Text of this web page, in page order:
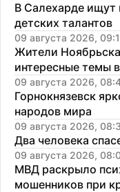
В Салехарде ищут
детских талантов
09 августа 2026,
Жители
интересные темы
09 августа 2026,
Горнокнязевск
народов мира
09 августа 2026,
Два человека
09 августа 2026,
МВД раскрыло
мошенников при